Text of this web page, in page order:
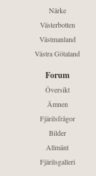
Närke
Västerbotten
Västmanland
Västra Götaland
Forum
Översikt
Ämnen
Fjärilsfrågor
Bilder
Allmänt
Fjärilsgalleri